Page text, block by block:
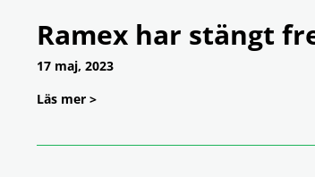
Ramex har stängt
17 maj, 2023
Läs mer >